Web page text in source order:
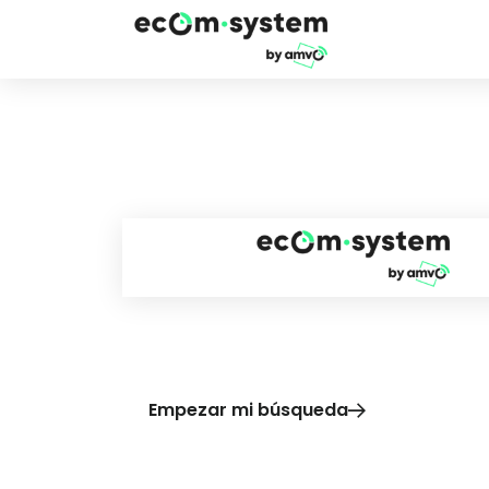
Descubre el
Empezar mi búsqueda